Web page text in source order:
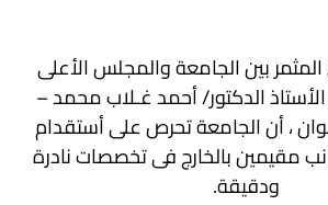
المثمر بين الجامعة والمجلس الأعلى
الدكتور/ أحمد غـلاب محمد –
، أن الجامعة تحرص على أستقدام
مقيمين بالخارج فى تخصصات نادرة
ودقيقة.